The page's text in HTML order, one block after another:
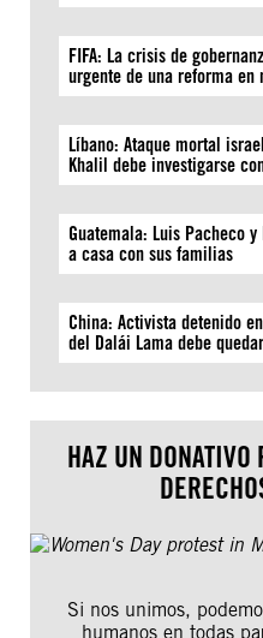
FIFA: La crisis de
urgente de una reforma en
Líbano: Ataque mortal
Khalil debe investigarse
Guatemala: Luis Pacheco
a casa con sus familias
China: Activista detenido
del Dalái Lama debe
HAZ UN DONATIVO
Si nos unimos,
humanos en todas